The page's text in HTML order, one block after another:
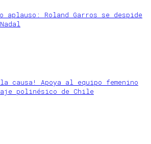
aplauso: Roland Garros se despide
causa! Apoya al equipo femenino
polinésico de Chile